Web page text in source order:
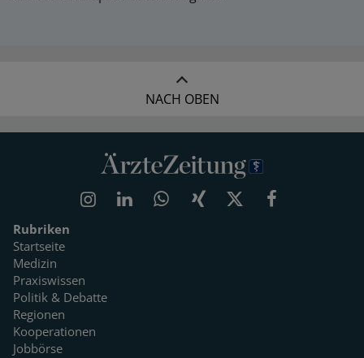
NACH OBEN
Rubriken
Startseite
Medizin
Praxiswissen
Politik & Debatte
Regionen
Kooperationen
Jobbörse